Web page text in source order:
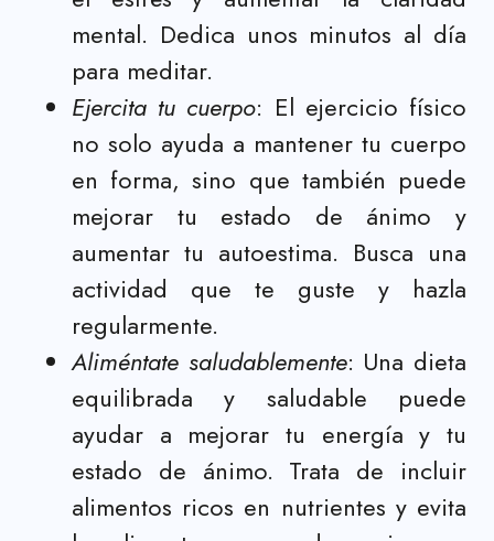
mental. Dedica unos minutos al día
para meditar.
Ejercita tu cuerpo: El ejercicio físico
no solo ayuda a mantener tu cuerpo
en forma, sino que también puede
mejorar tu estado de ánimo y
aumentar tu autoestima. Busca una
actividad que te guste y hazla
regularmente.
Aliméntate saludablemente: Una dieta
equilibrada y saludable puede
ayudar a mejorar tu energía y tu
estado de ánimo. Trata de incluir
alimentos ricos en nutrientes y evita